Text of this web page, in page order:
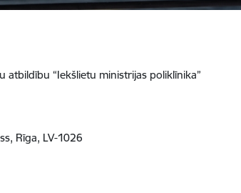
atbildību “Iekšlietu ministrijas poliklīnika”
Rīga, LV-1026